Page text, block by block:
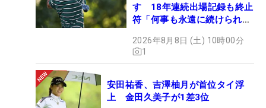
す 18年連続出場記録も終止
符「何事も永遠に続けられな
2026年8月8日 (土) 10時00分
1
安田祐香、吉澤柚月が首位タイ浮
上 金田久美子が1差3位